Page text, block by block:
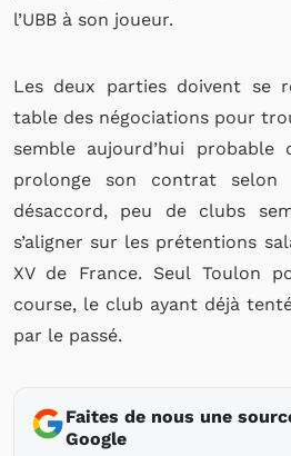
l’UBB à son joueur.
Les deux parties doivent se
table des négociations pour
semble aujourd’hui
prolonge son contrat selon
désaccord, peu de clubs
s’aligner sur les prétentions
XV de France. Seul Toulon
course, le club ayant déjà
par le passé.
Faites de nous une
Google